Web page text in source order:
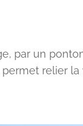
par un
relier la